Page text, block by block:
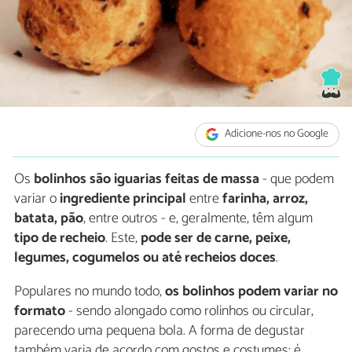
Adicione-nos no Google
Os bolinhos são iguarias feitas de massa- que podem
variar oingrediente principalentrefarinha, arroz,
batata, pão, entre outros - e, geralmente, têm algum
tipo de recheio. Este,pode ser de carne, peixe,
legumes, cogumelos ou até recheios doces.
Populares no mundo todo,os bolinhos podem variar no
formato- sendo alongado como rolinhos ou circular,
parecendo uma pequena bola. A forma de degustar